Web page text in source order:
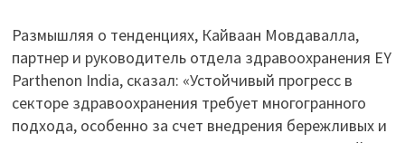
Размышляя о тенденциях, Кайваан Мовдавалла,
партнер и руководитель отдела здравоохранения EY
Parthenon India, сказал: «Устойчивый прогресс в
секторе здравоохранения требует многогранного
подхода, особенно за счет внедрения бережливых и